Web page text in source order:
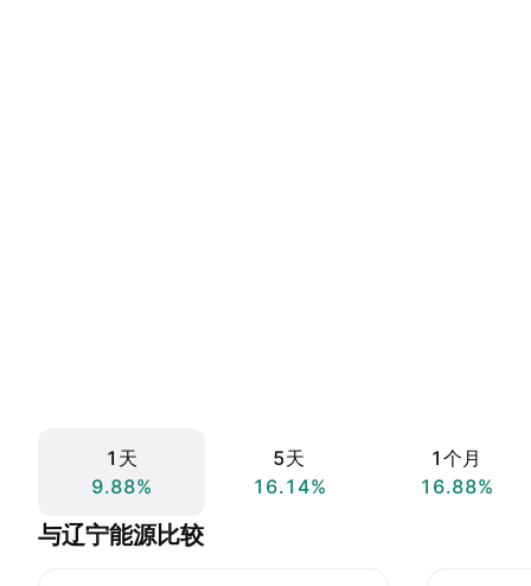
1天
9.88%
5天
16.14%
1个月
16.88%
与辽宁能源比较